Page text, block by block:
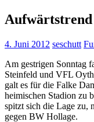
Aufwärtstrend
4. Juni 2012 seschutt
Am gestrigen Sonntag
Steinfeld und VFL
galt es für die Falke
heimischen Stadion zu
spitzt sich die Lage zu,
gegen BW Hollage.